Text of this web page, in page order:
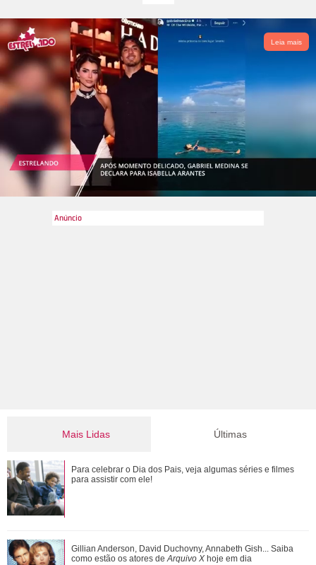
famosas:
Leia mais
Mais Lidas
Bruna Marquezine, Camila Cabello, Hailey Bieber...
Relembre os amores - e affairs - de Shawn ...
Além de Ariana Grande, confira famosas que já foram
criticadas pelos corpos magros (e rebat...
Últimas
Para celebrar o Dia dos Pais, veja algumas séries e filmes
para assistir com ele!
Gillian Anderson, David Duchovny, Annabeth Gish... Saiba
como estão os atores deArquivo X hoje em dia